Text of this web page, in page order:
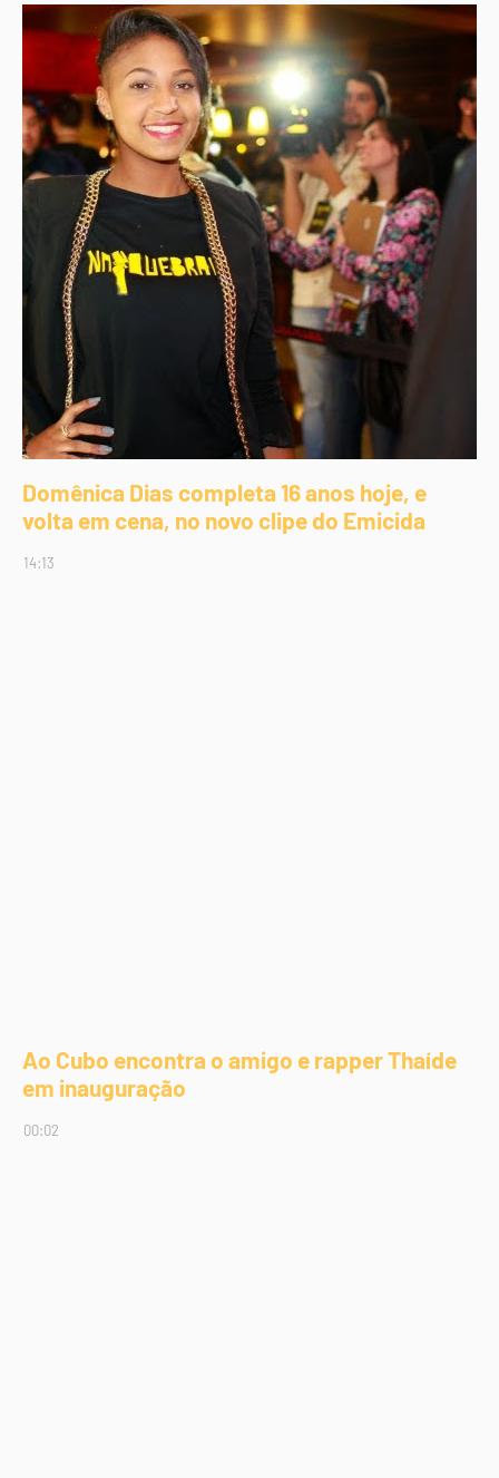
Domênica Dias completa 16 anos hoje, e
volta em cena, no novo clipe do Emicida
14:13
Ao Cubo encontra o amigo e rapper Thaíde
em inauguração
00:02